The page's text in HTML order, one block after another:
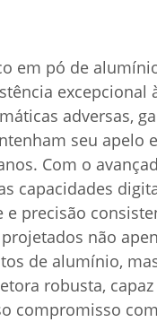
em pó de
excepcional
adversas,
seu apelo
Com o
capacidades
e precisão
não
de alumínio,
robusta,
compromisso